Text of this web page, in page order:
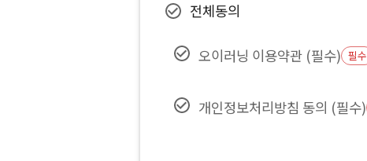
전체동의
오이러닝 이용약관 (필수) 필수
개인정보처리방침 동의 (필수)